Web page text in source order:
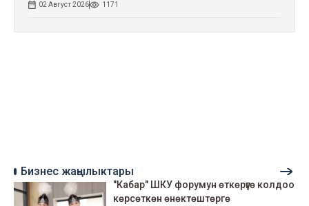
02 Август 2026 1171
Бизнес жаңылыктары
"Кабар" ШКУ форумун өткөрүүгө колдоо
көрсөткөн өнөктөштөргө